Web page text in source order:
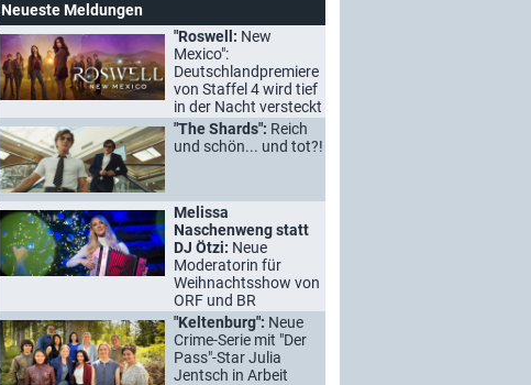
Neueste Meldungen
"Roswell: New
Mexico":
Deutschlandpremiere
von Staffel 4 wird tief
in der Nacht versteckt
"The Shards": Reich
und schön... und tot?!
Melissa
Naschenweng statt
DJ Ötzi: Neue
Moderatorin für
Weihnachtsshow von
ORF und BR
"Keltenburg": Neue
Crime-Serie mit "Der
Pass"-Star Julia
Jentsch in Arbeit